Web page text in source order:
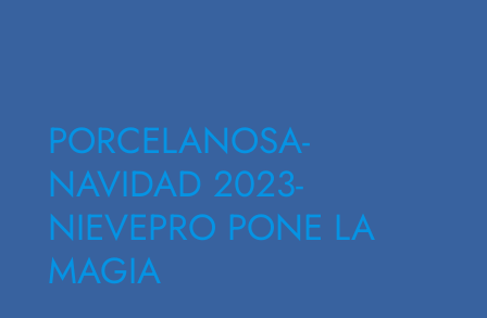
PORCELANOSA-
NAVIDAD 2023-
NIEVEPRO PONE LA
MAGIA